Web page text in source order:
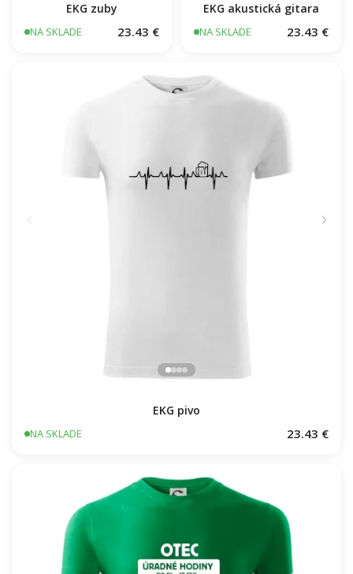
EKG zuby
NA SKLADE 23.43 €
EKG akustická gitara
NA SKLADE 23.43 €
EKG pivo
NA SKLADE 23.43 €